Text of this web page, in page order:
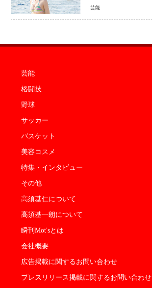
魅せる25歳の新境地
芸能
芸能
格闘技
野球
サッカー
バスケット
美容コスメ
特集・インタビュー
その他
高須基仁について
高須基一朗について
瞬刊Mot'sとは
会社概要
広告掲載に関するお問い合わせ
プレスリリース掲載に関するお問い合わせ